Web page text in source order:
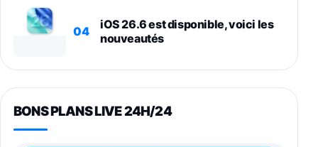
04
iOS 26.6 est disponible, voici les
nouveautés
BONS PLANS LIVE 24H/24